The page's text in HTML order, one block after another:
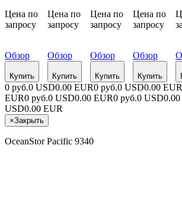
Цена по
запросу
Обзор
Купить
Цена по
запросу
Обзор
Купить
Цена по
запросу
Обзор
Купить
Цена по
запросу
Обзор
Купить
0 руб.0 USD0.00 EUR0 руб.0 USD0.00 EUR
EUR0 руб.0 USD0.00 EUR0 руб.0 USD
USD0.00 EUR
×Закрыть
OceanStor Pacific 9340